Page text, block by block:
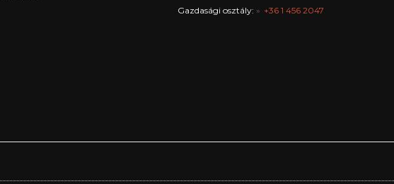
Gazdasági osztály: +36 1 456 2047